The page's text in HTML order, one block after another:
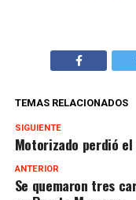
TEMAS RELACIONADOS
SIGUIENTE
Motorizado perdió
ANTERIOR
Se quemaron tres